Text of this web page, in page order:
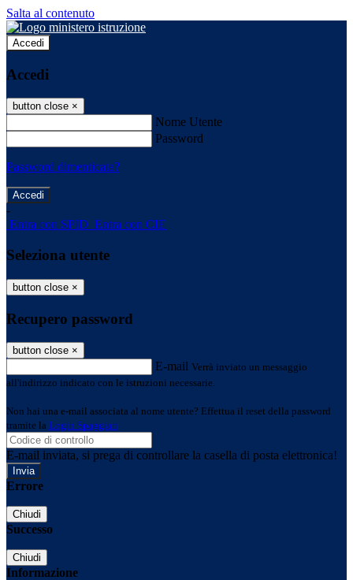
Salta al contenuto
Accedi
Accedi
button close ×
Nome Utente
Password
Password dimenticata?
-
Entra con SPID Entra con CIE
Seleziona utente
button close ×
Recupero password
button close ×
E-mail Verrà inviato un messaggio
all'indirizzo indicato con le istruzioni necessarie.
Non hai una e-mail associata al nome utente? Effettua il reset della password
tramite la Login Spaggiari
E-mail inviata, si prega di controllare la casella di posta elettronica!
Errore
Chiudi
Successo
Chiudi
Informazione